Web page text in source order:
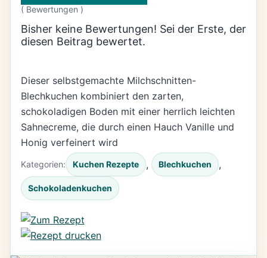
( Bewertungen )
Bisher keine Bewertungen! Sei der Erste, der
diesen Beitrag bewertet.
Dieser selbstgemachte Milchschnitten-
Blechkuchen kombiniert den zarten,
schokoladigen Boden mit einer herrlich leichten
Sahnecreme, die durch einen Hauch Vanille und
Honig verfeinert wird
Kategorien: Kuchen Rezepte , Blechkuchen ,
Schokoladenkuchen